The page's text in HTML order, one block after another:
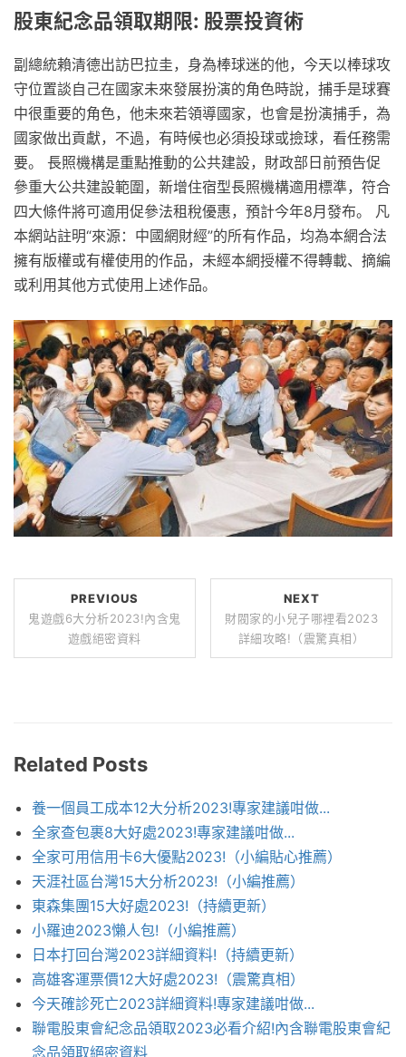
股東紀念品領取期限: 股票投資術
副總統賴清德出訪巴拉圭，身為棒球迷的他，今天以棒球攻
守位置談自己在國家未來發展扮演的角色時說，捕手是球賽
中很重要的角色，他未來若領導國家，也會是扮演捕手，為
國家做出貢獻，不過，有時候也必須投球或撿球，看任務需
要。 長照機構是重點推動的公共建設，財政部日前預告促
參重大公共建設範圍，新增住宿型長照機構適用標準，符合
四大條件將可適用促參法租稅優惠，預計今年8月發布。 凡
本網站註明“來源：中國網財經”的所有作品，均為本網合法
擁有版權或有權使用的作品，未經本網授權不得轉載、摘編
或利用其他方式使用上述作品。
PREVIOUS
鬼遊戲6大分析2023!內含鬼
遊戲絕密資料
NEXT
財閥家的小兒子哪裡看2023
詳細攻略!（震驚真相）
Related Posts
養一個員工成本12大分析2023!專家建議咁做...
全家查包裹8大好處2023!專家建議咁做...
全家可用信用卡6大優點2023!（小編貼心推薦）
天涯社區台灣15大分析2023!（小編推薦）
東森集團15大好處2023!（持續更新）
小羅迪2023懶人包!（小編推薦）
日本打回台灣2023詳細資料!（持續更新）
高雄客運票價12大好處2023!（震驚真相）
今天確診死亡2023詳細資料!專家建議咁做...
聯電股東會紀念品領取2023必看介紹!內含聯電股東會紀
念品領取絕密資料